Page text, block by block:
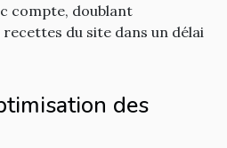
compte, doublant
du site dans un délai
des